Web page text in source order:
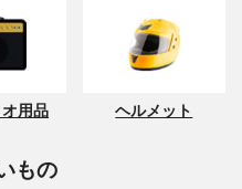
用品 ヘルメット
もの